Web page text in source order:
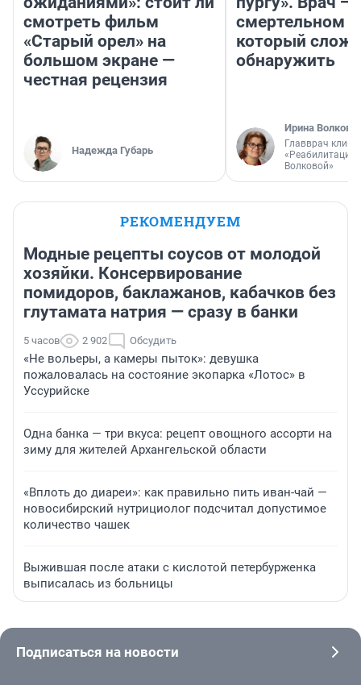
смотреть фильм
«Старый орел» на
большом экране —
честная рецензия
Надежда Губарь
смертельном
который
обнаружить
Ирина Волкова
Главврач
«Реабилитация
Волковой»
РЕКОМЕНДУЕМ
Модные рецепты соусов от молодой
хозяйки. Консервирование
помидоров, баклажанов, кабачков без
глутамата натрия — сразу в банки
5 часов 2 902 Обсудить
«Не вольеры, а камеры пыток»: девушка
пожаловалась на состояние экопарка «Лотос» в
Уссурийске
Одна банка — три вкуса: рецепт овощного ассорти на
зиму для жителей Архангельской области
«Вплоть до диареи»: как правильно пить иван-чай —
новосибирский нутрициолог подсчитал допустимое
количество чашек
Выжившая после атаки с кислотой петербурженка
выписалась из больницы
Подписаться на новости